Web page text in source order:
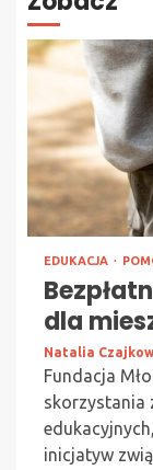
EDUKACJA
dla
Natalia
Fundacja
skorzystania
inicjatyw